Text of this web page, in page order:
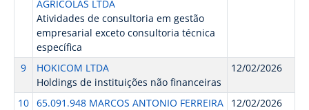
AGRICOLAS LTDA
Atividades de consultoria em gestão
empresarial exceto consultoria técnica
específica
9
HOKICOM LTDA
Holdings de instituições não financeiras
12/02/2026
10 65.091.948 MARCOS ANTONIO FERREIRA
12/02/2026